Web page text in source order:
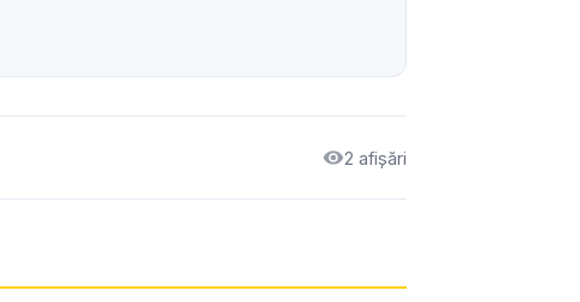
2 afișări